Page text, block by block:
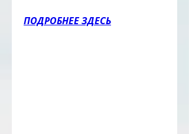
ПОДРОБНЕЕ ЗДЕСЬ